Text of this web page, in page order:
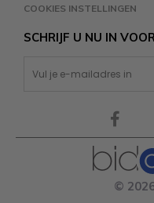
COOKIES INSTELLINGEN
SCHRIJF U NU IN
©